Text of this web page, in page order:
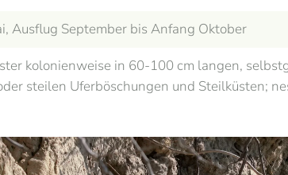
Ausflug September bis Anfang Oktober
kolonienweise in 60-100 cm langen,
steilen Uferböschungen und Steilküsten;